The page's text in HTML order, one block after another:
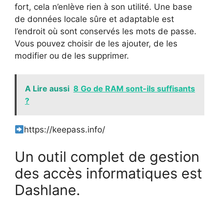
fort, cela n’enlève rien à son utilité. Une base
de données locale sûre et adaptable est
l’endroit où sont conservés les mots de passe.
Vous pouvez choisir de les ajouter, de les
modifier ou de les supprimer.
A Lire aussi 8 Go de RAM sont-ils suffisants
?
https://keepass.info/
Un outil complet de gestion
des accès informatiques est
Dashlane.